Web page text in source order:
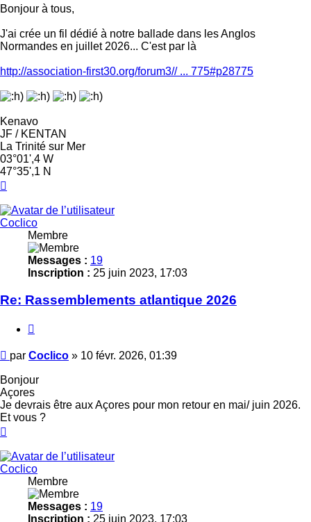
Bonjour à tous,
J'ai crée un fil dédié à notre ballade dans les Anglos
Normandes en juillet 2026... C'est par là
http://association-first30.org/forum3// ... 775#p28775
Kenavo
JF / KENTAN
La Trinité sur Mer
03°01',4 W
47°35',1 N
Coclico
Membre
Messages : 19
Inscription : 25 juin 2023, 17:03
Re: Rassemblements atlantique 2026
Message
par Coclico » 10 févr. 2026, 01:39
Bonjour
Açores
Je devrais être aux Açores pour mon retour en mai/ juin 2026.
Et vous ?
Coclico
Membre
Messages : 19
Inscription : 25 juin 2023, 17:03